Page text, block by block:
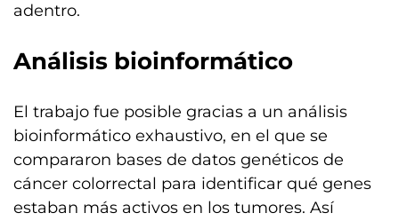
adentro.
Análisis bioinformático
El trabajo fue posible gracias a un análisis
bioinformático exhaustivo, en el que se
compararon bases de datos genéticos de
cáncer colorrectal para identificar qué genes
estaban más activos en los tumores. Así